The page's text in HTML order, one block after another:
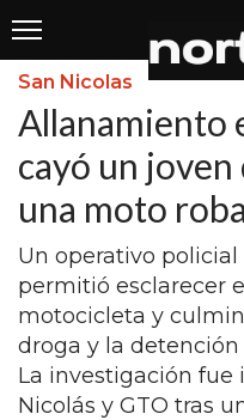
Últimas
Noticias
INICIO
NOTICIAS RECIENTES
SAN NICOLAS
RAMALLO
SAN PEDRO
San Nicolas
Allanamiento
cayó un joven
una moto
Un operativo
permitió esclarecer
motocicleta y
droga y la detención
La investigación fue
Nicolás y GTO tras